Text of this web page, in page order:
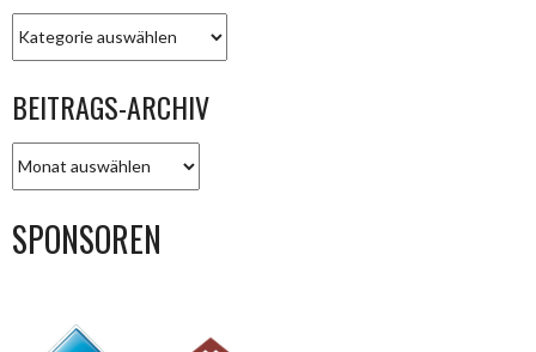
BEITRAGS-ARCHIV
ARCHIV
SPONSOREN